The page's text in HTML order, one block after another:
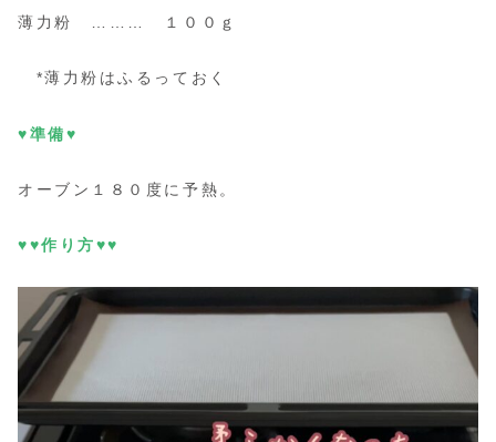
薄力粉 ……… １００ｇ
*薄力粉はふるっておく
♥準備♥
オーブン１８０度に予熱。
♥♥作り方♥♥